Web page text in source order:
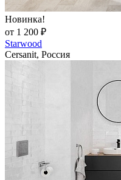
Новинка!
от 1 200 ₽
Starwood
Cersanit, Россия